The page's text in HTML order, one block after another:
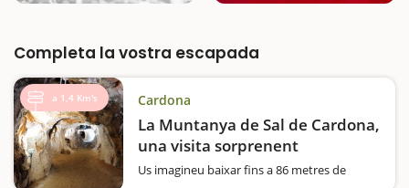
Completa la vostra escapada
a 1,4 Km's Cardona
La Muntanya de Sal de Cardona,
una visita sorprenent
Us imagineu baixar fins a 86 metres de